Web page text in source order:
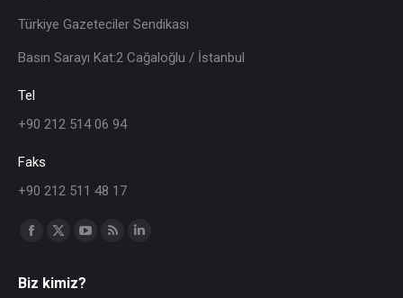
Türkiye Gazeteciler Sendikası
Basın Sarayı Kat:2 Cağaloğlu / İstanbul
Tel
+90 212 514 06 94
Faks
+90 212 511 48 17
Find us on:
Biz kimiz?